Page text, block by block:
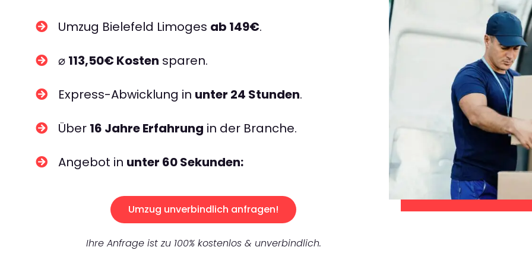
Umzug Bielefeld Limoges ab 149€.
⌀ 113,50€ Kosten sparen.
Express-Abwicklung in unter 24 Stunden.
Über 16 Jahre Erfahrung in der Branche.
Angebot in unter 60 Sekunden:
Umzug unverbindlich anfragen!
Ihre Anfrage ist zu 100% kostenlos & unverbindlich.